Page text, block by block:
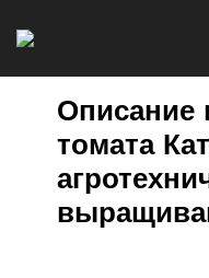
Описание
томата